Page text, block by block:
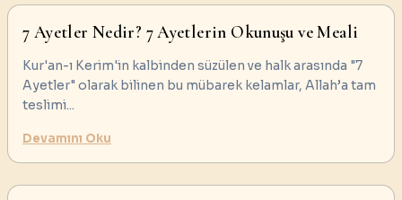
7 Ayetler Nedir? 7 Ayetlerin Okunuşu ve Meali
Kur'an-ı Kerim'in kalbinden süzülen ve halk arasında "7
Ayetler" olarak bilinen bu mübarek kelamlar, Allah’a tam
teslimi...
Devamını Oku